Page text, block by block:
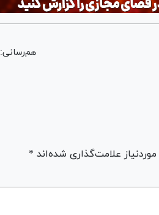
هم‌رسانی:
علامت‌گذاری شده‌اند *